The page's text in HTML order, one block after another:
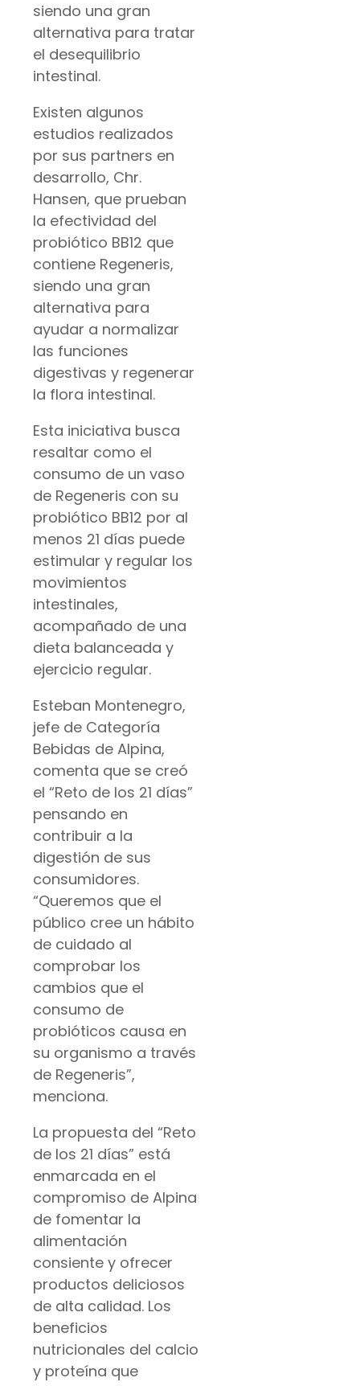
siendo una gran
alternativa para tratar
el desequilibrio
intestinal.
Existen algunos
estudios realizados
por sus partners en
desarrollo, Chr.
Hansen, que prueban
la efectividad del
probiótico BB12 que
contiene Regeneris,
siendo una gran
alternativa para
ayudar a normalizar
las funciones
digestivas y regenerar
la flora intestinal.
Esta iniciativa busca
resaltar como el
consumo de un vaso
de Regeneris con su
probiótico BB12 por al
menos 21 días puede
estimular y regular los
movimientos
intestinales,
acompañado de una
dieta balanceada y
ejercicio regular.
Esteban Montenegro,
jefe de Categoría
Bebidas de Alpina,
comenta que se creó
el “Reto de los 21 días”
pensando en
contribuir a la
digestión de sus
consumidores.
“Queremos que el
público cree un hábito
de cuidado al
comprobar los
cambios que el
consumo de
probióticos causa en
su organismo a través
de Regeneris”,
menciona.
La propuesta del “Reto
de los 21 días” está
enmarcada en el
compromiso de Alpina
de fomentar la
alimentación
consiente y ofrecer
productos deliciosos
de alta calidad. Los
beneficios
nutricionales del calcio
y proteína que